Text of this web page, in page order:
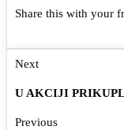
Share this with your
Next
U AKCIJI
Previous